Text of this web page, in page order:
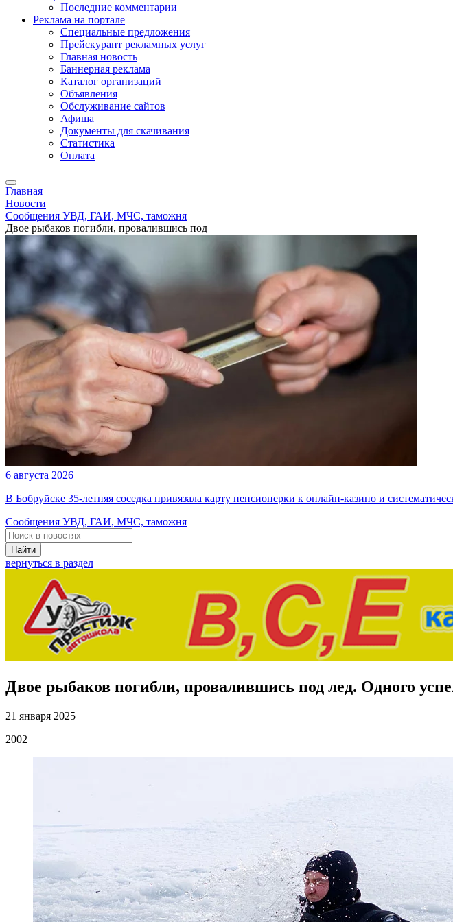
Последние комментарии
Реклама на портале
Специальные предложения
Прейскурант рекламных услуг
Главная новость
Баннерная реклама
Каталог организаций
Объявления
Обслуживание сайтов
Афиша
Документы для скачивания
Статистика
Оплата
Главная
Новости
Сообщения УВД, ГАИ, МЧС, таможня
Двое рыбаков погибли, провалившись под
6 августа 2026
В Бобруйске 35-летняя соседка привязала карту пенсионерки к онлайн-казино и
Сообщения УВД, ГАИ, МЧС, таможня
Найти
вернуться в раздел
Двое рыбаков погибли, провалившись под лед. Одного
21 января 2025
2002